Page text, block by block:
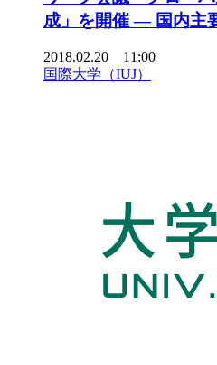
成」を開催 — 国内主
2018.02.20 11:00
国際大学（IUJ）